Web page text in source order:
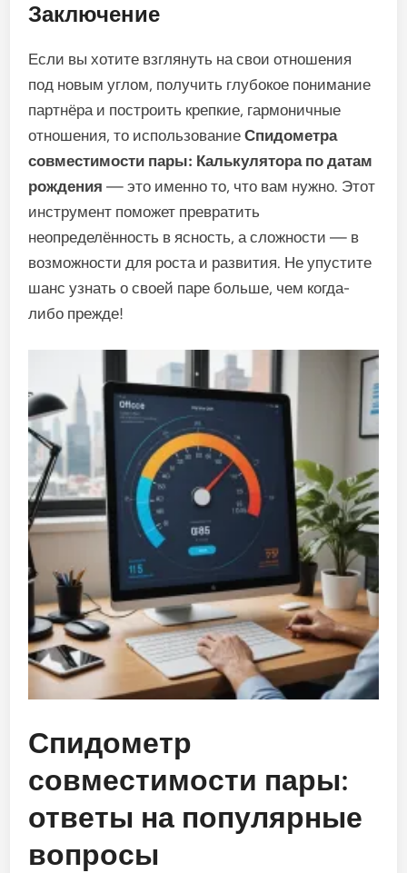
Заключение
Если вы хотите взглянуть на свои отношения
под новым углом, получить глубокое понимание
партнёра и построить крепкие, гармоничные
отношения, то использованиеСпидометра
совместимости пары: Калькулятора по датам
рождения — это именно то, что вам нужно. Этот
инструмент поможет превратить
неопределённость в ясность, а сложности — в
возможности для роста и развития. Не упустите
шанс узнать о своей паре больше, чем когда-
либо прежде!
Спидометр
совместимости пары:
ответы на популярные
вопросы